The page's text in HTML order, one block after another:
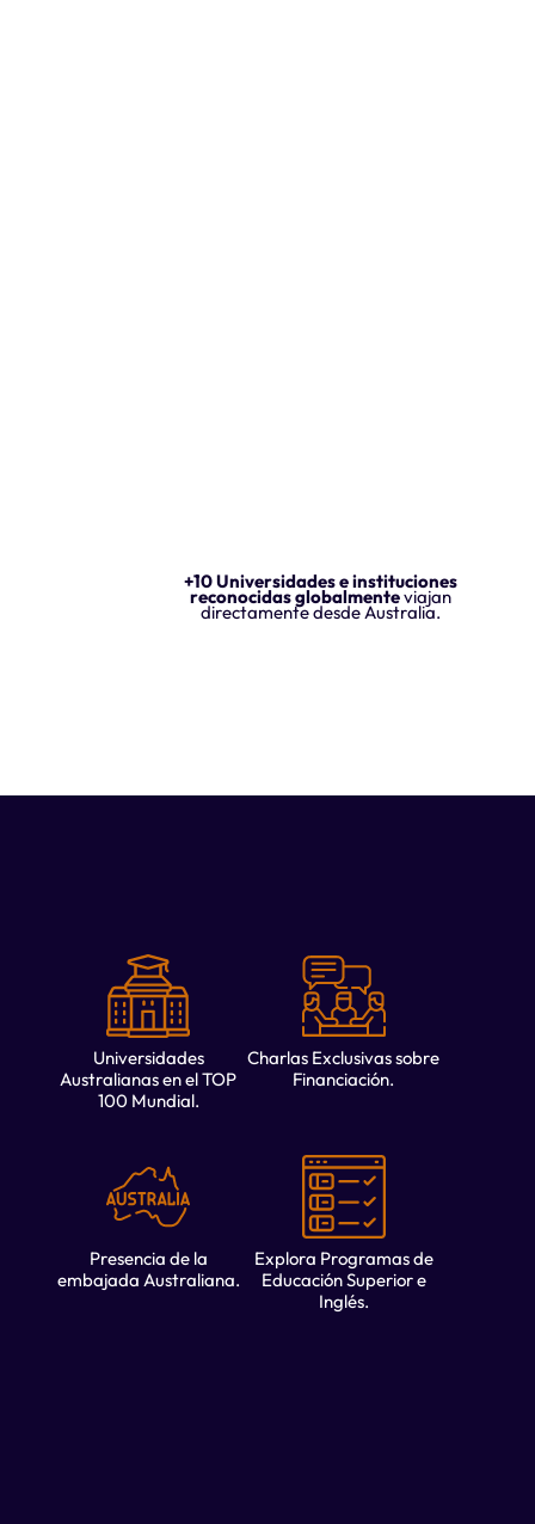
+10 Universidades e instituciones
reconocidas globalmenteviajan
directamente desde Australia.
Universidades
Australianas en el TOP
100 Mundial.
Charlas Exclusivas sobre
Financiación.
Presencia de la
embajada Australiana.
Explora Programas de
Educación Superior e
Inglés.